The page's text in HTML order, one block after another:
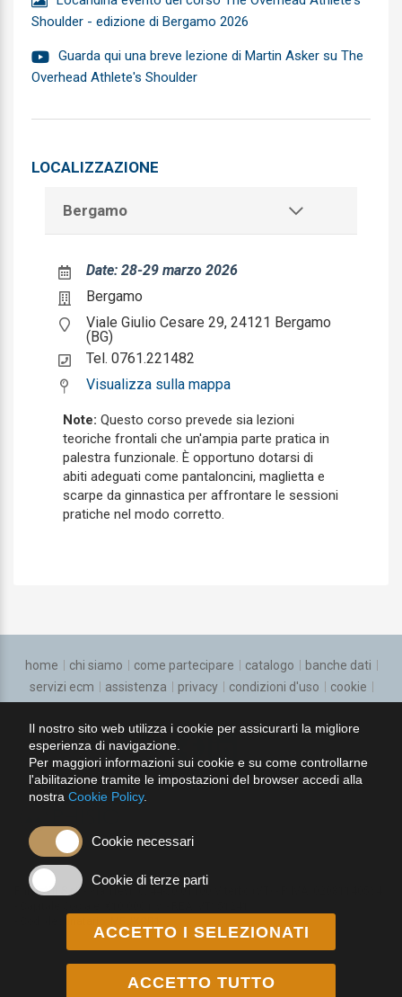
Il nostro sito web utilizza i cookie per assicurarti la migliore
esperienza di navigazione.
Per maggiori informazioni sui cookie e su come controllarne
l'abilitazione tramite le impostazioni del browser accedi alla
nostra Cookie Policy.
Cookie necessari
Cookie di terze parti
ACCETTO I SELEZIONATI
ACCETTO TUTTO
Chirurgia pediatrica
Continuita assistenziale
Dermatologia e venereologia
Direzione medica di presidio ospedaliero
Ematologia
Epidemiologia
Farmacologia e tossicologia clinica
Gastroenterologia
Igiene degli alimenti e della nutrizione
Igiene, epidemiologia e sanita pubblica
Laboratorio di genetica medica
Malattie dell'apparato respiratorio
Malattie metaboliche e diabetologia
Medicina aereonautica e spaziale
Medicina d'emergenza-urgenza
Medicina del lav. e sicurez. degli amb. di lav.
Medicina dello sport
Shoulder - edizione di Bergamo 2026
Guarda qui una breve lezione di Martin Asker su The
Overhead Athlete's Shoulder
LOCALIZZAZIONE
Bergamo
Date: 28-29 marzo 2026
Bergamo
Viale Giulio Cesare 29, 24121 Bergamo
(BG)
Tel. 0761.221482
Visualizza sulla mappa
Note: Questo corso prevede sia lezioni
teoriche frontali che un'ampia parte pratica in
palestra funzionale. È opportuno dotarsi di
abiti adeguati come pantaloncini, maglietta e
scarpe da ginnastica per affrontare le sessioni
pratiche nel modo corretto.
home chi siamo come partecipare catalogo
banche dati
servizi ecm
assistenza privacy condizioni d'uso
cookie
seguici su:
PhisioVit S.r.l. Via Treviso, 44-50 01100 Viterbo (VT)
Preferenze cookie